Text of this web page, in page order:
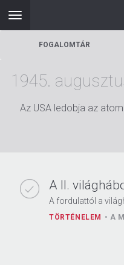
Toggle
navigation
FOGALOMTÁR
1945.
Az USA ledobja az
A II.
A fordulattól a
TÖRTÉNELEM A